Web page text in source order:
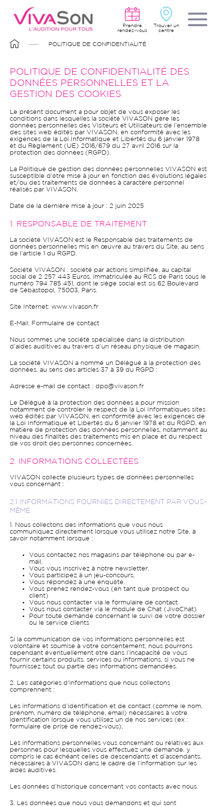
contenu
principal
Prendre
rendez-vous
Trouver un
centre
FIL
D'ARIANE
POLITIQUE DE CONFIDENTIALITÉ
POLITIQUE DE CONFIDENTIALITÉ DES
DONNÉES PERSONNELLES ET LA
GESTION DES COOKIES
Le présent document a pour objet de vous exposer les
conditions dans lesquelles la société VIVASON gère les
données personnelles des Visiteurs et Utilisateurs de l’ensemble
des sites web édités par VIVASON, en conformité avec les
exigences de la Loi Informatique et Libertés du 6 janvier 1978
et du Règlement (UE) 2016/679 du 27 avril 2016 sur la
protection des données (RGPD).
La Politique de gestion des données personnelles VIVASON est
susceptible d’être mise à jour en fonction des évolutions légales
et/ou des traitements de données à caractère personnel
réalisés par VIVASON.
Date de la dernière mise à jour : 2 juin 2025
1. RESPONSABLE DE TRAITEMENT
La société VIVASON est le Responsable des traitements de
données personnelles mis en œuvre au travers du Site, au sens
de l’article 1 du RGPD.
Société VIVASON : société par actions simplifiée, au capital
social de 2 257 443 Euros, immatriculée au RCS de Paris sous le
numéro 794 785 451, dont le siège social est sis 62 Boulevard
de Sébastopol, 75003, Paris.
Site Internet: www.vivason.fr
E-Mail: Formulaire de contact
Nous sommes une société spécialisée dans la distribution
d’aides auditives au travers d’un réseau physique de magasin.
La société VIVASON a nommé un Délégué à la protection des
données, au sens des articles 37 à 39 du RGPD :
Adresse e-mail de contact : dpo@vivason.fr
Le Délégué à la protection des données a pour mission
notamment de contrôler le respect de la Loi Informatiques sites
web édités par VIVASON, en conformité avec les exigences de
la Loi Informatique et Libertés du 6 janvier 1978 et du RGPD, en
matière de protection des données personnelles, notamment au
niveau des finalités des traitements mis en place et du respect
de vos droit des personnes concernées.
2. INFORMATIONS COLLECTÉES
VIVASON collecte plusieurs types de données personnelles
vous concernant :
2.1 INFORMATIONS FOURNIES DIRECTEMENT PAR VOUS-
MÊME
1. Nous collectons des informations que vous nous
communiquez directement lorsque vous utilisez notre Site, à
savoir notamment lorsque :
Vous contactez nos magasins par téléphone ou par e-
mail,
Vous vous inscrivez à notre newsletter,
Vous participez à un jeu-concours,
Vous répondez à une enquête.
Vous prenez rendez-vous (en tant que prospect ou
client)
Vous nous contacter via le formulaire de contact
Vous nous contacter via le module de Chat (JivoChat)
Pour toute demande concernant le suivi de votre dossier
ou le service clients
Si la communication de vos informations personnelles est
volontaire et soumise à votre consentement, nous pourrons
cependant éventuellement être dans l’incapacité de vous
fournir certains produits, services ou informations, si vous ne
fournissez tout ou partie des informations demandées.
2. Les catégories d'informations que nous collectons
comprennent :
Les informations d’identification et de contact (comme le nom,
prénom, numéro de téléphone, email) nécessaires à votre
identification lorsque vous utilisez un de nos services (ex :
formulaire de prise de rendez-vous),
Les informations personnelles vous concernant ou relatives aux
personnes pour lesquelles vous effectuez une demande, y
compris le cas échéant celles de descendants et d’ascendants,
nécessaires à VIVASON dans le cadre de l’information sur les
aides auditives.
Les données d’historique concernant vos contacts avec nous.
3. Les données que nous vous demandons et qui sont